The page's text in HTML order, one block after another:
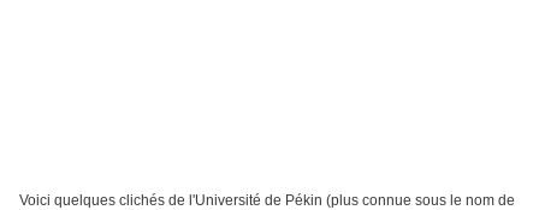
Voici quelques clichés de l'Université de Pékin (plus connue sous le nom de